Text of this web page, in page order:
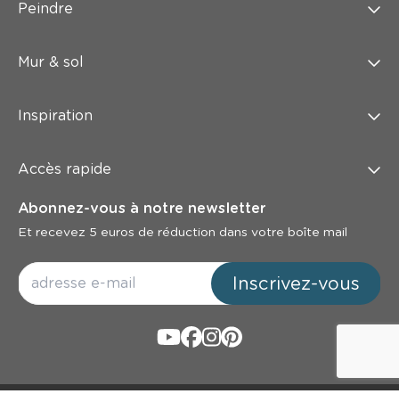
Peindre
Mur & sol
Inspiration
Accès rapide
Abonnez-vous à notre newsletter
Et recevez 5 euros de réduction dans votre boîte mail
Inscrivez-vous